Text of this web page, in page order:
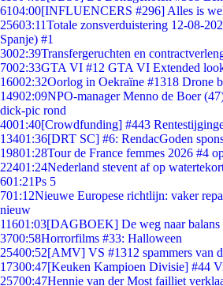
6104:00[INFLUENCERS #296] Alles is
25603:11Totale zonsverduistering 12-08-
Spanje) #1
3002:39Transfergeruchten en
7002:33GTA VI #12 GTA VI Extended
16002:32Oorlog in Oekraïne #1318 Drone
14902:09NPO-manager Menno de Boer
dick-pic rond
4001:40[Crowdfunding] #443
13401:36[DRT SC] #6: RendacGoden
19801:28Tour de France femmes 2026 #4
22401:24Nederland stevent af op
601:21Ps 5
701:12Nieuwe Europese richtlijn: vaker
nieuw
11601:03[DAGBOEK] De weg naar balans
3700:58Horrorfilms #33: Halloween
25400:52[AMV] VS #1312 spammers van
17300:47[Keuken Kampioen Divisie] #44
25700:47Hennie van der Most failliet